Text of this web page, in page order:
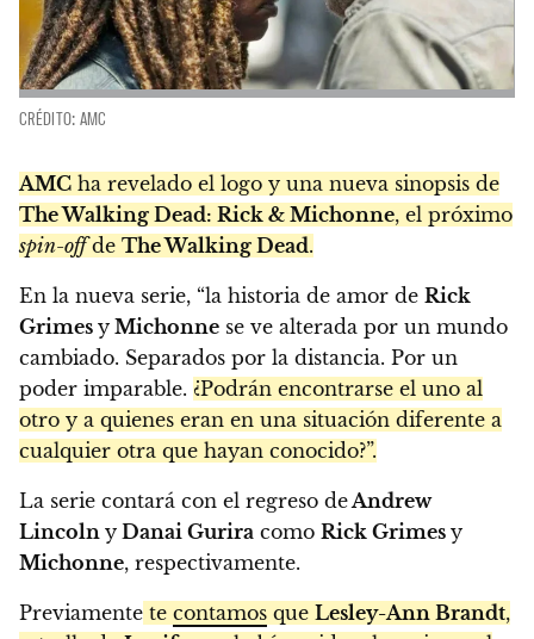
CRÉDITO: AMC
AMC ha revelado el logo y una nueva sinopsis de
The Walking Dead: Rick & Michonne, el próximo
spin-offde The Walking Dead.
En la nueva serie, “la historia de amor de Rick
Grimes y Michonne se ve alterada por un mundo
cambiado. Separados por la distancia. Por un
poder imparable. ¿Podrán encontrarse el uno al
otro y a quienes eran en una situación diferente a
cualquier otra que hayan conocido?”.
La serie contará con el regreso de Andrew
Lincoln y Danai Gurira como Rick Grimes y
Michonne, respectivamente.
Previamente te contamos que Lesley-Ann Brandt,